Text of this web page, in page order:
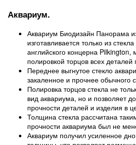
Аквариум.
Аквариум Биодизайн Панорама
изготавливается только из
английского концерна Pilkington,
полировкой торцов всех
Переднее выгнутое стекло
закаленное и прочнее обычного
Полировка торцов стекла не
вид аквариума, но и позволяет
прочности деталей и изделия в
Толщина стекла рассчитана
прочности аквариума был не
Аквариум получил усиленное